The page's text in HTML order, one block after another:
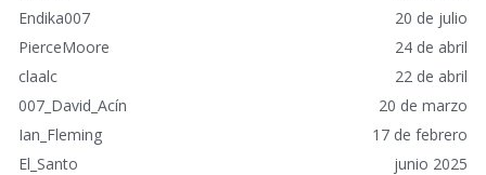
d
o
s
20 de julio
Endika007
24 de abril
PierceMoore
22 de abril
claalc
20 de marzo
007_David_Acín
17 de febrero
Ian_Fleming
junio 2025
El_Santo